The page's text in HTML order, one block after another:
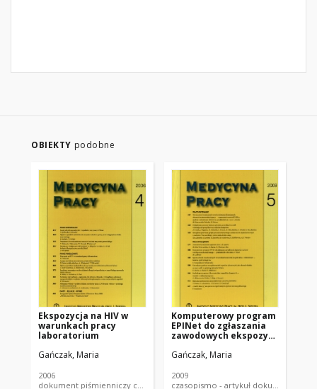
OBIEKTY podobne
Ekspozycja na HIV w
warunkach pracy
laboratorium
Gańczak, Maria
2006
dokument piśmienniczy czasopismo - artykuł
Komputerowy program
EPINet do zgłaszania
zawodowych ekspozycji
personelu medycznego
wdrożenia w Polsce.
Gańczak, Maria
2009
czasopismo - artykuł